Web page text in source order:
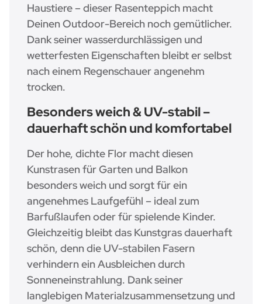
Haustiere – dieser Rasenteppich macht
Deinen Outdoor-Bereich noch gemütlicher.
Dank seiner wasserdurchlässigen und
wetterfesten Eigenschaften bleibt er selbst
nach einem Regenschauer angenehm
trocken.
Besonders weich & UV-stabil –
dauerhaft schön und komfortabel
Der hohe, dichte Flor macht diesen
Kunstrasen für Garten und Balkon
besonders weich und sorgt für ein
angenehmes Laufgefühl – ideal zum
Barfußlaufen oder für spielende Kinder.
Gleichzeitig bleibt das Kunstgras dauerhaft
schön, denn die UV-stabilen Fasern
verhindern ein Ausbleichen durch
Sonneneinstrahlung. Dank seiner
langlebigen Materialzusammensetzung und